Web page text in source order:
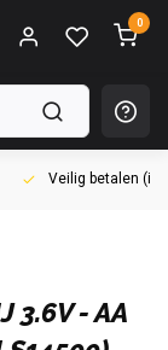
0
Veilig betalen
3.6V - AA